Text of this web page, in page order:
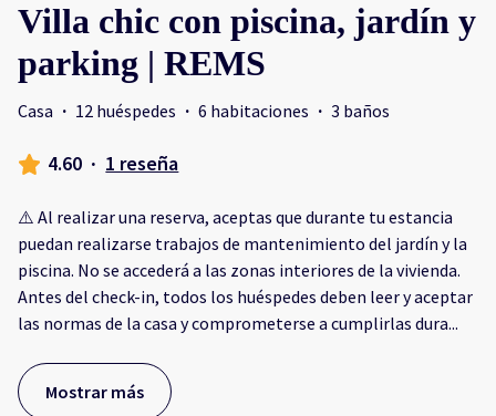
Villa chic con piscina, jardín y
parking | REMS
Casa · 12 huéspedes · 6 habitaciones · 3 baños
4.60 · 1 reseña
⚠️ Al realizar una reserva, aceptas que durante tu estancia
puedan realizarse trabajos de mantenimiento del jardín y la
piscina. No se accederá a las zonas interiores de la vivienda.
Antes del check-in, todos los huéspedes deben leer y aceptar
las normas de la casa y comprometerse a cumplirlas dura...
Mostrar más